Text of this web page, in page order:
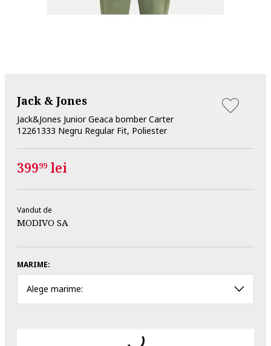
Jack & Jones
Jack&Jones Junior Geaca bomber Carter
12261333 Negru Regular Fit, Poliester
39999 lei
Vandut de
MODIVO SA
MARIME:
Alege marime: